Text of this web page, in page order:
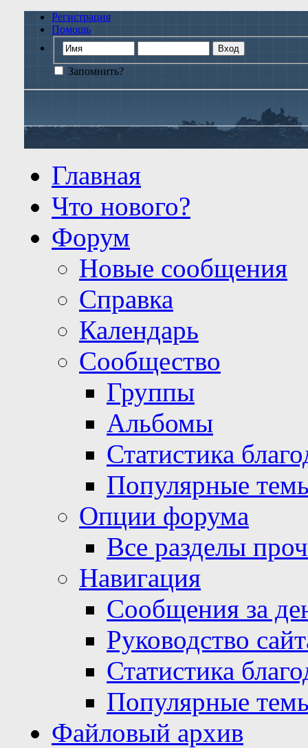
Регистрация
Помощь
Запомнить?
Главная
Что нового?
Форум
Новые сообщения
Справка
Календарь
Сообщество
Группы
Альбомы
Статистика
Популярные
Опции форума
Все разделы
Навигация
Сообщения за
Руководство
Статистика
Популярные
Файловый архив